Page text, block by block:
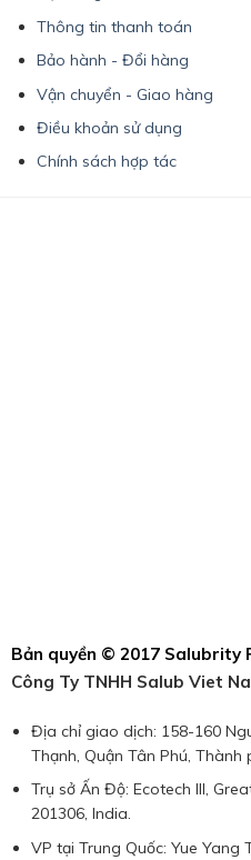
Thông tin thanh toán
Bảo hành - Đổi hàng
Vận chuyển - Giao hàng
Điều khoản sử dụng
Chính sách hợp tác
Bản quyền © 2017 Salubrity
Công Ty TNHH Salub Viet
Địa chỉ giao dịch: 158-160
Thạnh, Quận Tân Phú, Thành
Trụ sở Ấn Độ: Ecotech III,
201306, India.
VP tại Trung Quốc: Yue Yang